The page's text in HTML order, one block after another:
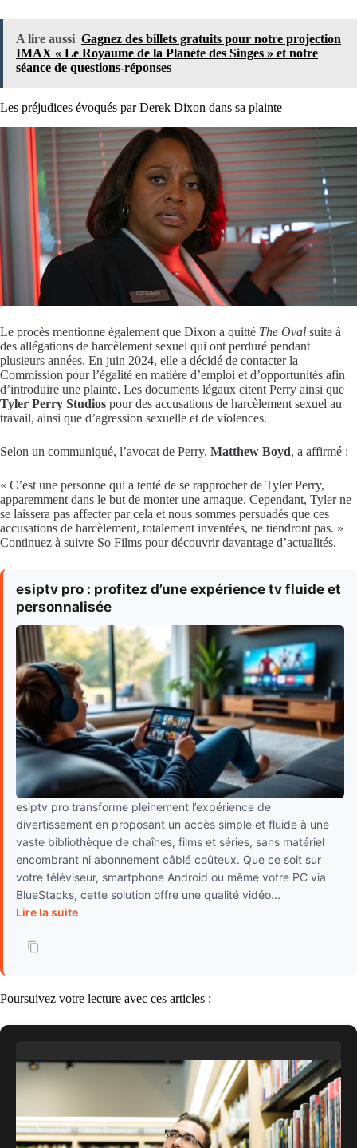
A lire aussi Gagnez des billets gratuits pour notre projection
IMAX « Le Royaume de la Planète des Singes » et notre
séance de questions-réponses
Les préjudices évoqués par Derek Dixon dans sa plainte
Le procès mentionne également que Dixon a quitté The Oval suite à
des allégations de harcèlement sexuel qui ont perduré pendant
plusieurs années. En juin 2024, elle a décidé de contacter la
Commission pour l’égalité en matière d’emploi et d’opportunités afin
d’introduire une plainte. Les documents légaux citent Perry ainsi que
Tyler Perry Studios pour des accusations de harcèlement sexuel au
travail, ainsi que d’agression sexuelle et de violences.
Selon un communiqué, l’avocat de Perry, Matthew Boyd, a affirmé :
« C’est une personne qui a tenté de se rapprocher de Tyler Perry,
apparemment dans le but de monter une arnaque. Cependant, Tyler ne
se laissera pas affecter par cela et nous sommes persuadés que ces
accusations de harcèlement, totalement inventées, ne tiendront pas. »
Continuez à suivre So Films pour découvrir davantage d’actualités.
esiptv pro : profitez d’une expérience tv fluide et
personnalisée
esiptv pro transforme pleinement l’expérience de
divertissement en proposant un accès simple et fluide à une
vaste bibliothèque de chaînes, films et séries, sans matériel
encombrant ni abonnement câblé coûteux. Que ce soit sur
votre téléviseur, smartphone Android ou même votre PC via
BlueStacks, cette solution offre une qualité vidéo...
Lire la suite
Poursuivez votre lecture avec ces articles :